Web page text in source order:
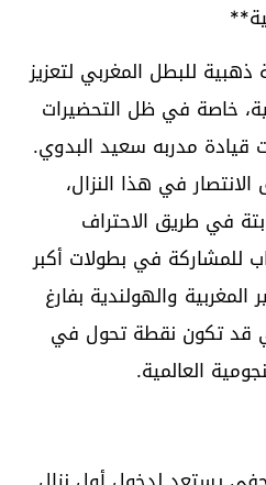
للبطل المغربي لتعزيز
خاصة في ظل التحضيرات
قيادة مدربه سعيد البدوي.
في هذا النزال،
في طريق الاحتراف
للمشاركة في بطولات أكبر
المغربية والهولندية بفارغ
قد تكون نقطة تحول في
العالمية.